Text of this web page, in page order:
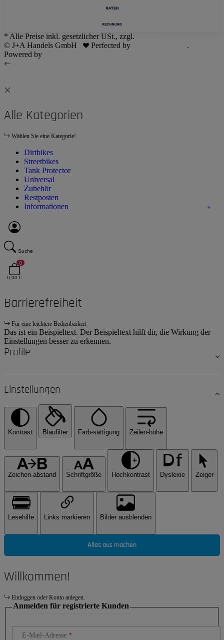
* Alle Preise inkl. gesetzlicher USt., zzgl.
© J+A Handels GmbH
Perfected by
.
Powered by
Alle Kategorien
Wählen Sie eine Kategorie!
Dirtbikes
Streetbikes
Tank Protector
Universal
Zubehör
Restposten
Informationen
Suche
0
0,00 €
Barrierefreiheit
Für eine leichtere Bedienbarkeit
Das ist ein Beispieltext. Der Beispieltext hilft dir, die Wirkung der
Einstellungen besser zu erkennen.
Profile
Einstellungen
Kontrast Blaufilter Farb-sättigung Zeilen-höhe
Zeichen-abstand Schriftgröße Hochkontrast Dyslexie Zeiger
Lesehilfe Links markieren Bilder ausblenden
Alles aus machen
Willkommen!
Einloggen oder Konto anlegen.
Anmelden für registrierte Kunden
E-Mail-Adresse